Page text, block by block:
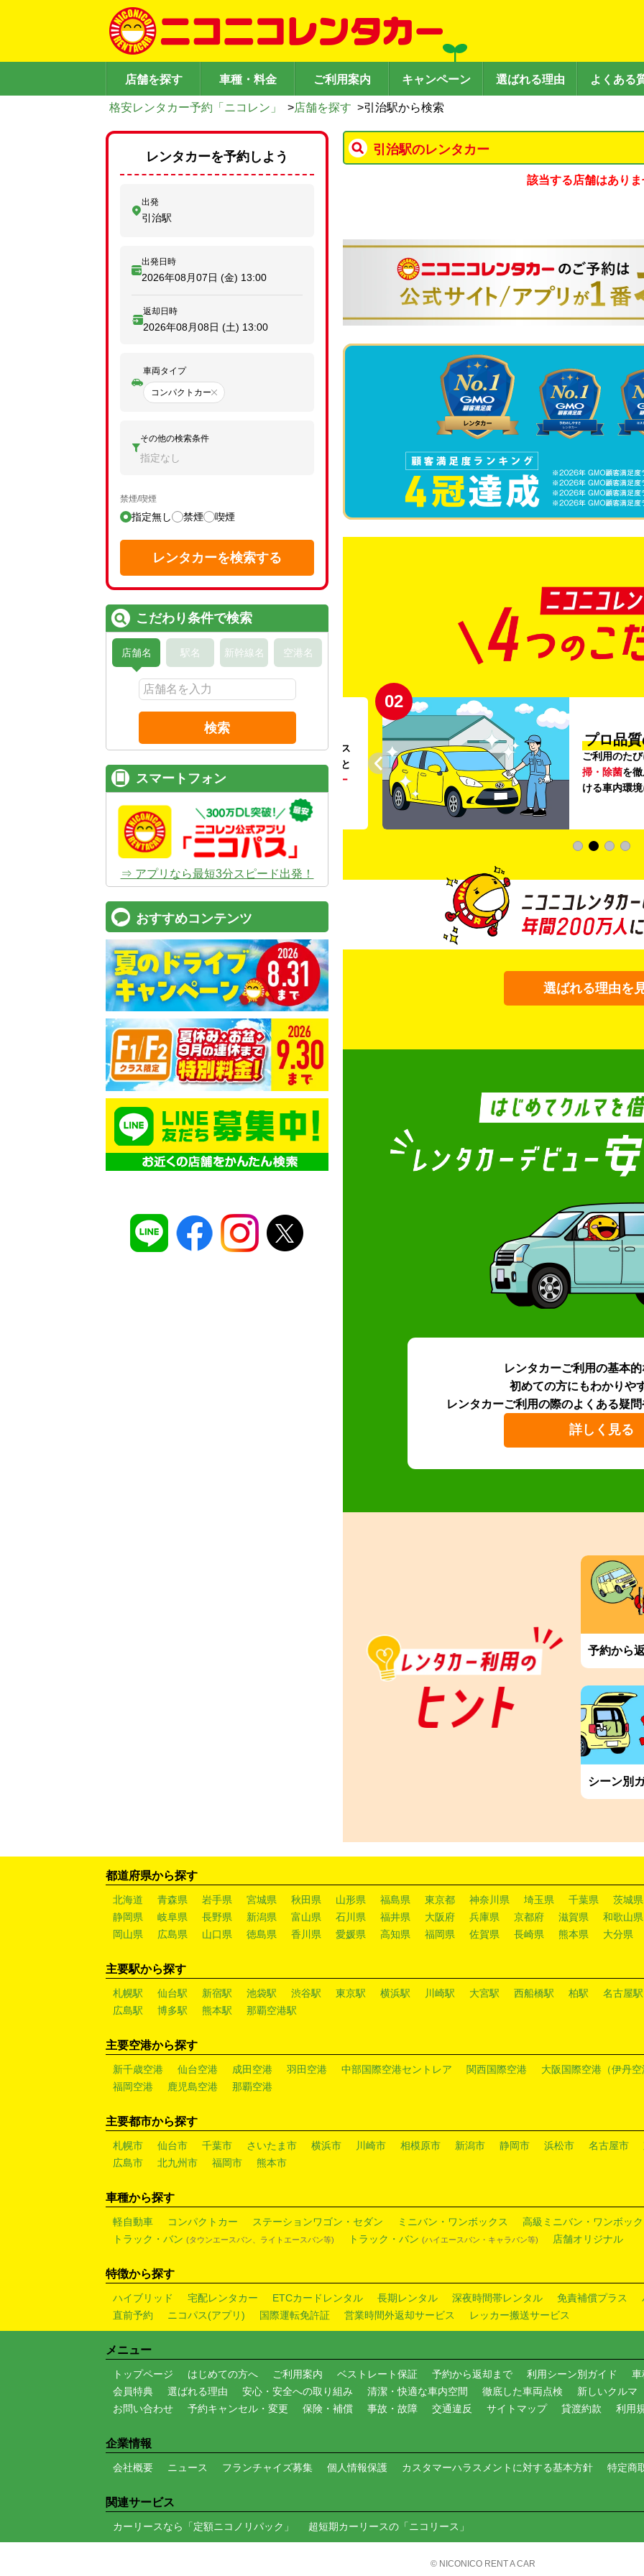
店舗を探す 車種・料金 ご利用案内 キャンペーン 選ばれる理由 よくある
格安レンタカー予約「ニコレン」 >店舗を探す >引治駅から検索
引治駅のレンタカー
該当する店舗はあり
コスパ最強！ 12時間 2,525円〜
安さのヒミツは、ムダのない仕組み。ガソリンス
タンドや整備工場の既存インフラを活用すること
でコストを削減し、12時間2,525円～という
リー
ズナブルな価格を実現しています。
02
プロ品
ご利用のた
掃・除菌を
ける車内環
選ばれる理由を
レンタカーご利用の基本
初めての方にもわかりや
レンタカーご利用の際のよくある疑問
詳しく見る
予約から
シーン別
レンタカーを予約しよう
出発
引治駅
出発日時
2026年08月07日 (金) 13:00
返却日時
2026年08月08日 (土) 13:00
車両タイプ
コンパクトカー
その他の検索条件
指定なし
禁煙/喫煙
指定無し 禁煙 喫煙
レンタカーを検索する
こだわり条件で検索
店舗名 駅名 新幹線名 空港名
検索
スマートフォン
⇒ アプリなら最短3分スピード出発！
おすすめコンテンツ
都道府県から探す
北海道 青森県 岩手県 宮城県 秋田県 山形県 福島県 東京都 神奈川県 埼玉県 千葉県
茨城県
静岡県
岐阜県 長野県 新潟県 富山県 石川県 福井県 大阪府 兵庫県 京都府 滋賀県
和歌山県
岡山県
広島県 山口県 徳島県 香川県 愛媛県 高知県 福岡県 佐賀県 長崎県 熊本県 大分県
主要駅から探す
札幌駅 仙台駅 新宿駅 池袋駅 渋谷駅 東京駅 横浜駅 川崎駅 大宮駅 西船橋駅 柏駅
名古屋駅
広島駅
博多駅 熊本駅 那覇空港駅
主要空港から探す
新千歳空港 仙台空港 成田空港 羽田空港 中部国際空港セントレア 関西国際空港
大阪国際空港（伊丹
福岡空港
鹿児島空港 那覇空港
主要都市から探す
札幌市 仙台市 千葉市 さいたま市 横浜市 川崎市 相模原市 新潟市 静岡市 浜松市 名古屋市
広島市
北九州市 福岡市 熊本市
車種から探す
軽自動車 コンパクトカー ステーションワゴン・セダン ミニバン・ワンボックス
高級ミニバン・ワンボッ
トラック・バン (タウンエースバン、ライトエースバン等) トラック・バン (ハイエースバン・キャラバン等) 店舗オリジナル
特徴から探す
ハイブリッド 宅配レンタカー ETCカードレンタル 長期レンタル 深夜時間帯レンタル 免責補償プラス
直前予約
ニコパス(アプリ) 国際運転免許証 営業時間外返却サービス レッカー搬送サービス
メニュー
トップページ はじめての方へ ご利用案内 ベストレート保証 予約から返却まで 利用シーン別ガイド
車
会員特典
選ばれる理由 安心・安全への取り組み 清潔・快適な車内空間 徹底した車両点検
新しいクルマ
お問い合わせ
予約キャンセル・変更 保険・補償 事故・故障 交通違反 サイトマップ 貸渡約款 利用
企業情報
会社概要 ニュース フランチャイズ募集 個人情報保護 カスタマーハラスメントに対する基本方針 特定商
関連サービス
カーリースなら「定額ニコノリパック」 超短期カーリースの「ニコリース」
© NICONICO RENT A CAR